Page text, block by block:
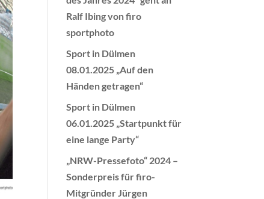
Ralf Ibing von firo
sportphoto
Sport in Dülmen
08.01.2025 „Auf den
Händen getragen“
Sport in Dülmen
06.01.2025 „Startpunkt für
eine lange Party“
„NRW-Pressefoto“ 2024 –
Sonderpreis für firo-
Mitgründer Jürgen